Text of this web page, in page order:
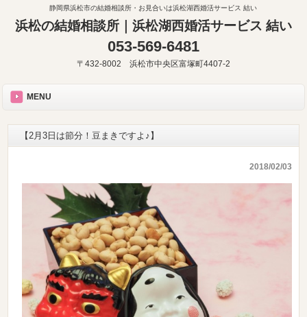
静岡県浜松市の結婚相談所・お見合いは浜松湖西婚活サービス 結い
浜松の結婚相談所｜浜松湖西婚活サービス 結い
053-569-6481
〒432-8002 浜松市中央区富塚町4407-2
MENU
【2月3日は節分！豆まきですよ♪】
2018/02/03